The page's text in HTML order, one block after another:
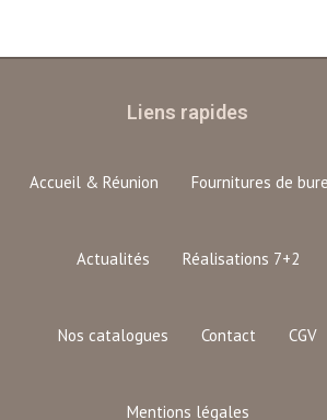
Liens rapides
Accueil & Réunion Fournitures de
Actualités Réalisations 7+2
Nos catalogues Contact CGV
Mentions légales